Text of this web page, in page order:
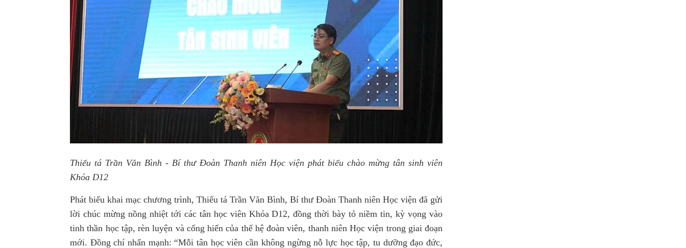
Thiếu tá Trần Văn Bình - Bí thư Đoàn Thanh niên Học viện phát biểu chào mừng tân sinh viên
Khóa D12
Phát biểu khai mạc chương trình, Thiếu tá Trần Văn Bình, Bí thư Đoàn Thanh niên Học viện đã gửi
lời chúc mừng nồng nhiệt tới các tân học viên Khóa D12, đồng thời bày tỏ niềm tin, kỳ vọng vào
tinh thần học tập, rèn luyện và cống hiến của thế hệ đoàn viên, thanh niên Học viện trong giai đoạn
mới. Đồng chí nhấn mạnh: “Mỗi tân học viên cần không ngừng nỗ lực học tập, tu dưỡng đạo đức,